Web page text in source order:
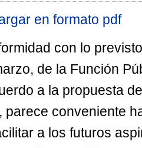
en formato pdf
con lo
de la Función
a la propuesta
parece conveniente
a los futuros